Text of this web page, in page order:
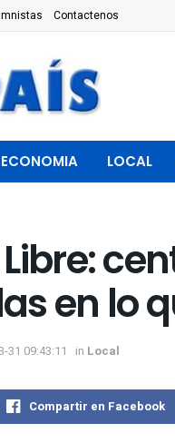
Contactenos
ECONOMIA LOCAL
en lo
31 09:43:11 in Local
Compartir en Facebook